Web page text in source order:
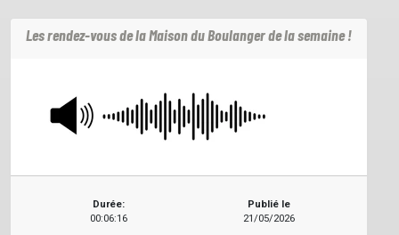
Les rendez-vous de la Maison du Boulanger de la semaine !
Durée:
00:06:16
Publié le
21/05/2026